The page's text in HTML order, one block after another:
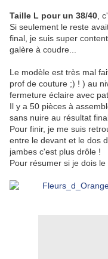
Taille L pour un 38/40 ,
Si seulement le reste
final, je suis super
galère à coudre...
Le modèle est très mal
prof de couture ;) ! ) au
fermeture éclaire avec
Il y a 50 pièces à
sans nuire au résultat
Pour finir, je me suis
entre le devant et le dos
jambes c'est plus drôle !
Pour résumer si je dois